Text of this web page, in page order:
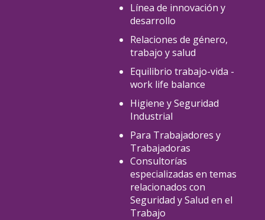
Línea de innovación y
desarrollo
Relaciones de género,
trabajo y salud
Equilibrio trabajo-vida -
work life balance
Higiene y Seguridad
Industrial
Para Trabajadores y
Trabajadoras
Consultorías
especializadas en temas
relacionados con
Seguridad y Salud en el
Trabajo